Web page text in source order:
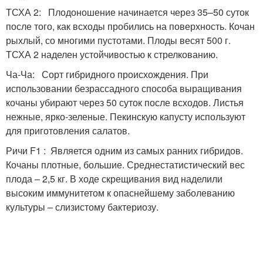
ТСХА 2: Плодоношение начинается через 35–50 суток
после того, как всходы пробились на поверхность. Кочан
рыхлый, со многими пустотами. Плоды весят 500 г.
ТСХА 2 наделен устойчивостью к стрелкованию.
Ча-Ча: Сорт гибридного происхождения. При
использовании безрассадного способа выращивания
кочаны убирают через 50 суток после всходов. Листья
нежные, ярко-зеленые. Пекинскую капусту используют
для приготовления салатов.
Ричи F1 : Является одним из самых ранних гибридов.
Кочаны плотные, большие. Среднестатистический вес
плода – 2,5 кг. В ходе скрещивания вид наделили
высоким иммунитетом к опаснейшему заболеванию
культуры – слизистому бактериозу.